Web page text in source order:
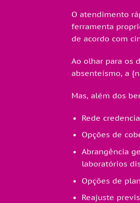
O atendimento
ferramenta
de acordo com
Ao olhar para os
absenteísmo, a
Mas, além dos
Rede
Opções de
Abrangência
laboratórios
Opções de
Reajuste